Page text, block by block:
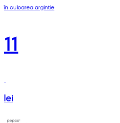
în culoarea argintie
11
lei